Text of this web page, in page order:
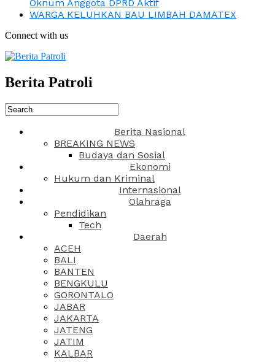
Oknum Anggota DPRD Aktif
WARGA KELUHKAN BAU LIMBAH DAMATEX
Connect with us
Berita Patroli
Berita Nasional
BREAKING NEWS
Budaya dan Sosial
Ekonomi
Hukum dan Kriminal
Internasional
Olahraga
Pendidikan
Tech
Daerah
ACEH
BALI
BANTEN
BENGKULU
GORONTALO
JABAR
JAKARTA
JATENG
JATIM
KALBAR